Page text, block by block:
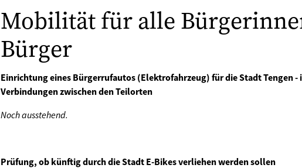
Mobilität für alle
Bürger
Einrichtung eines Bürgerrufautos (Elektrofahrzeug) für die Stadt Tengen -
Verbindungen zwischen den Teilorten
Noch ausstehend.
Prüfung, ob künftig durch die Stadt E-Bikes verliehen werden sollen